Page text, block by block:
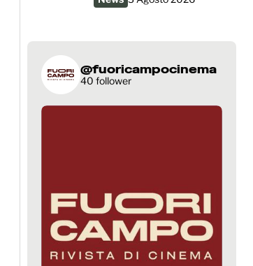
@fuoricampocinema
40 follower